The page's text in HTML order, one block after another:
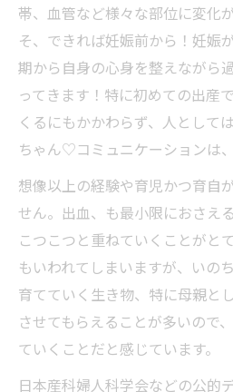
帯、血管など様々な部位に変化
そ、できれば妊娠前から！妊娠
期から自身の心身を整えながら
ってきます！特に初めての出産
くるにもかかわらず、人として
ちゃん♡コミュニケーションは
想像以上の経験や育児かつ育自
せん。出血、も最小限におさえ
こつこつと重ねていくことがと
もいわれてしまいますが、いの
育てていく生き物、特に母親と
させてもらえることが多いので
ていくことだと感じています。
日本産科婦人科学会などの公的